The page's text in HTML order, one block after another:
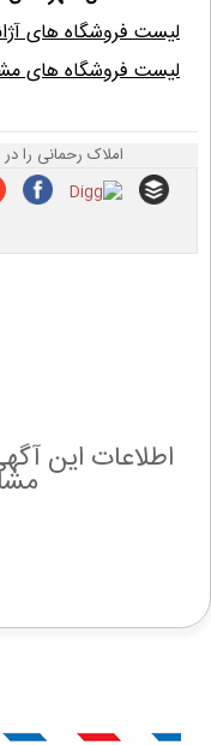
لیست فروشگاه های
لیست فروشگاه های
املاک رحمانی را
اطلاعات این